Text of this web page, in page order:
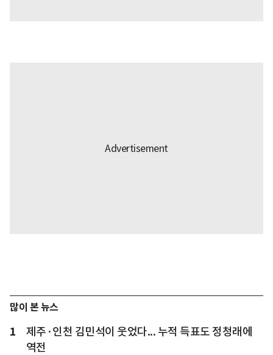
많이 본 뉴스
1
제주·인천 김민석이 웃었다... 누적 득표도 정청래에
역전